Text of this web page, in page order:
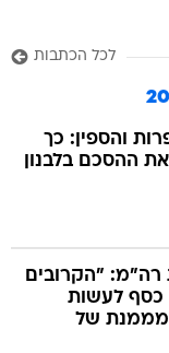
לכל הכתבות
והספין: כך
ההסכם בלבנון
רה"מ: "הקרובים
כסף לעשות
של